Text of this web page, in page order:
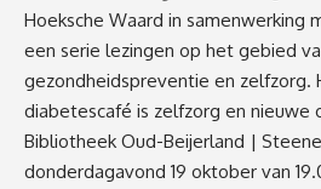
Hoeksche Waard in samenwerking
een serie lezingen op het gebied
gezondheidspreventie en zelfzorg.
diabetescafé is zelfzorg en nieuwe
Bibliotheek Oud-Beijerland |
donderdagavond 19 oktober van